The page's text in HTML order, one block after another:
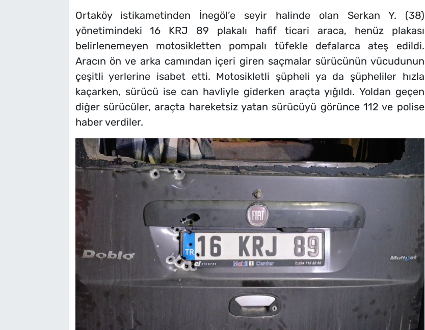
Ortaköy istikametinden İnegöl’e seyir halinde olan Serkan Y. (38)
yönetimindeki 16 KRJ 89 plakalı hafif ticari araca, henüz plakası
belirlenemeyen motosikletten pompalı tüfekle defalarca ateş edildi.
Aracın ön ve arka camından içeri giren saçmalar sürücünün vücudunun
çeşitli yerlerine isabet etti. Motosikletli şüpheli ya da şüpheliler hızla
kaçarken, sürücü ise can havliyle giderken araçta yığıldı. Yoldan geçen
diğer sürücüler, araçta hareketsiz yatan sürücüyü görünce 112 ve polise
haber verdiler.